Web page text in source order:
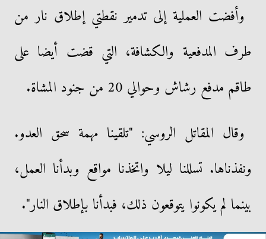
وأفضت العملية إلى تدمير نقطتي إطلاق نار من
طرف المدفعية والكشافة، التي قضت أيضا على
طاقم مدفع رشاش وحوالي 20 من جنود المشاة.
وقال المقاتل الروسي: "تلقينا مهمة سحق العدو.
ونفذناها. تسللنا ليلا واتخذنا مواقع وبدأنا العمل،
بينما لم يكونوا يتوقعون ذلك، فبدأنا بإطلاق النار".